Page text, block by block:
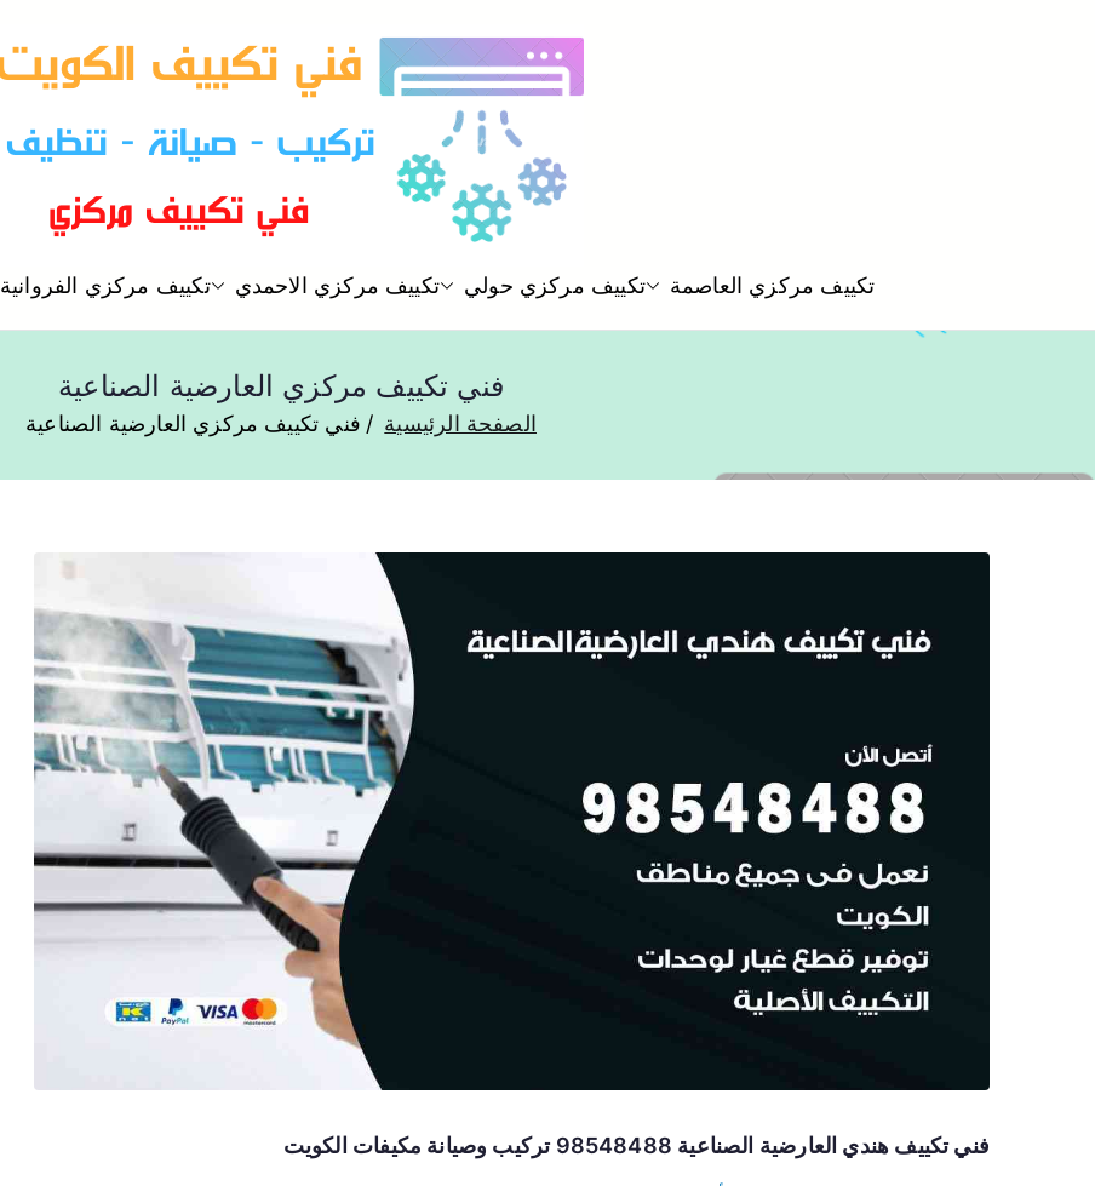
فني تكييف مركزي الكويت تكييف مركزي العاصمة تكييف مركزي حولي تكييف مركزي الاحمدي تكييف مركزي الفروانية
فني تكييف مركزي العارضية الصناعية
الصفحة الرئيسية فني تكييف مركزي العارضية الصناعية
فني تكييف هندي العارضية الصناعية 98548488 تركيب وصيانة مكيفات الكويت